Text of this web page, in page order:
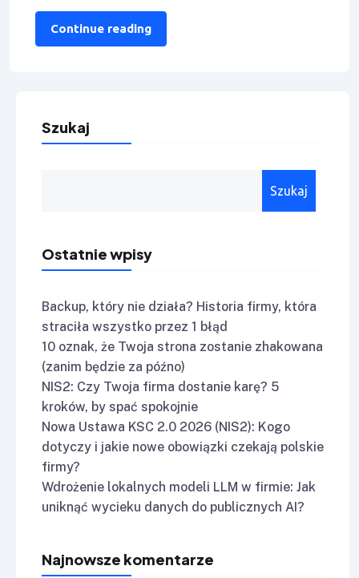
zsynchronizować dane pomiędzy dwoma
instancjami MS SQL Server. Co
Continue reading
Szukaj
Szukaj
Ostatnie wpisy
Backup, który nie działa? Historia firmy, która
straciła wszystko przez 1 błąd
10 oznak, że Twoja strona zostanie zhakowana
(zanim będzie za późno)
NIS2: Czy Twoja firma dostanie karę? 5
kroków, by spać spokojnie
Nowa Ustawa KSC 2.0 2026 (NIS2): Kogo
dotyczy i jakie nowe obowiązki czekają polskie
firmy?
Wdrożenie lokalnych modeli LLM w firmie: Jak
uniknąć wycieku danych do publicznych AI?
Najnowsze komentarze